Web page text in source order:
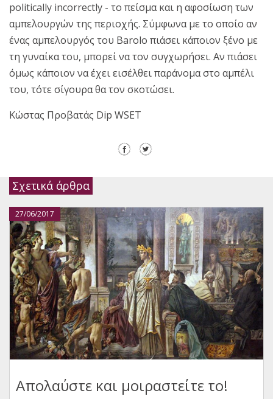
politically incorrectly - το πείσμα και η αφοσίωση των
αμπελουργών της περιοχής. Σύμφωνα με το οποίο αν
ένας αμπελουργός του Barolo πιάσει κάποιον ξένο με
τη γυναίκα του, μπορεί να τον συγχωρήσει. Αν πιάσει
όμως κάποιον να έχει εισέλθει παράνομα στο αμπέλι
του, τότε σίγουρα θα τον σκοτώσει.
Κώστας Προβατάς Dip WSET
Σχετικά άρθρα
27/06/2017
Απολαύστε και μοιραστείτε το!